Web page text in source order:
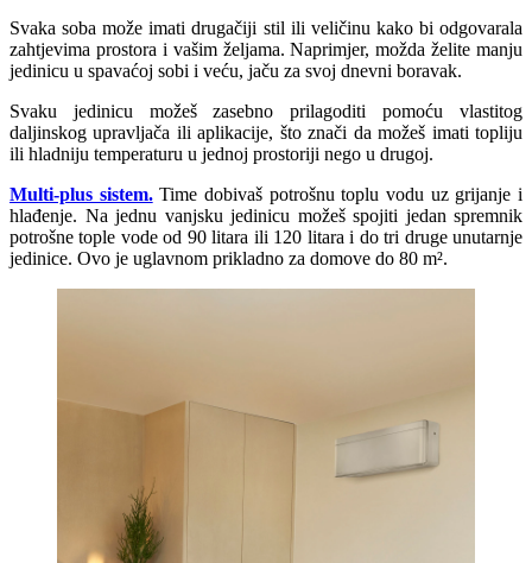
Svaka soba može imati drugačiji stil ili veličinu kako bi odgovarala
zahtjevima prostora i vašim željama. Naprimjer, možda želite manju
jedinicu u spavaćoj sobi i veću, jaču za svoj dnevni boravak.
Svaku jedinicu možeš zasebno prilagoditi pomoću vlastitog
daljinskog upravljača ili aplikacije, što znači da možeš imati topliju
ili hladniju temperaturu u jednoj prostoriji nego u drugoj.
Multi-plus sistem.Time dobivaš potrošnu toplu vodu uz grijanje i
hlađenje. Na jednu vanjsku jedinicu možeš spojiti jedan spremnik
potrošne tople vode od 90 litara ili 120 litara i do tri druge unutarnje
jedinice. Ovo je uglavnom prikladno za domove do 80 m².